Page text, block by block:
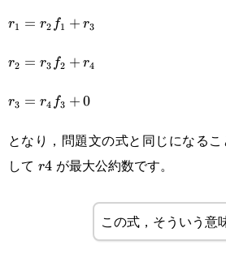
r_1=r_2f_1+r_3
r1 = r2 f1 + r3
r_2=r_3f_2+r_4
r2 = r3 f2 + r4
r_3=r_4f_3+0
r3 = r4 f3 + 0
となり，問題文の式と同じになる
して r4
r4 が最大公約数です。
この式，そういう意